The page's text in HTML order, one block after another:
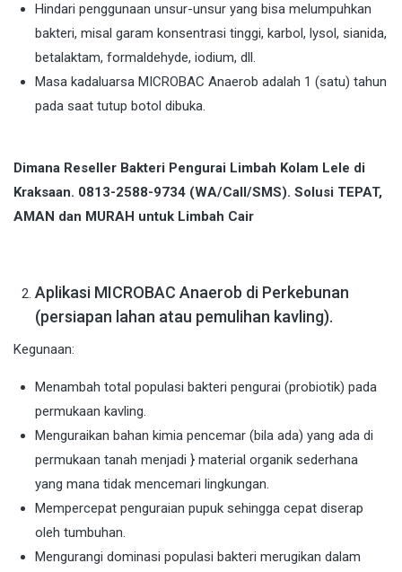
Hindari penggunaan unsur-unsur yang bisa melumpuhkan
bakteri, misal garam konsentrasi tinggi, karbol, lysol, sianida,
betalaktam, formaldehyde, iodium, dll.
Masa kadaluarsa MICROBAC Anaerob adalah 1 (satu) tahun
pada saat tutup botol dibuka.
Dimana Reseller Bakteri Pengurai Limbah Kolam Lele di
Kraksaan. 0813-2588-9734 (WA/Call/SMS). Solusi TEPAT,
AMAN dan MURAH untuk Limbah Cair
Aplikasi MICROBAC Anaerob di Perkebunan
(persiapan lahan atau pemulihan kavling).
Kegunaan:
Menambah total populasi bakteri pengurai (probiotik) pada
permukaan kavling.
Menguraikan bahan kimia pencemar (bila ada) yang ada di
permukaan tanah menjadi } material organik sederhana
yang mana tidak mencemari lingkungan.
Mempercepat penguraian pupuk sehingga cepat diserap
oleh tumbuhan.
Mengurangi dominasi populasi bakteri merugikan dalam